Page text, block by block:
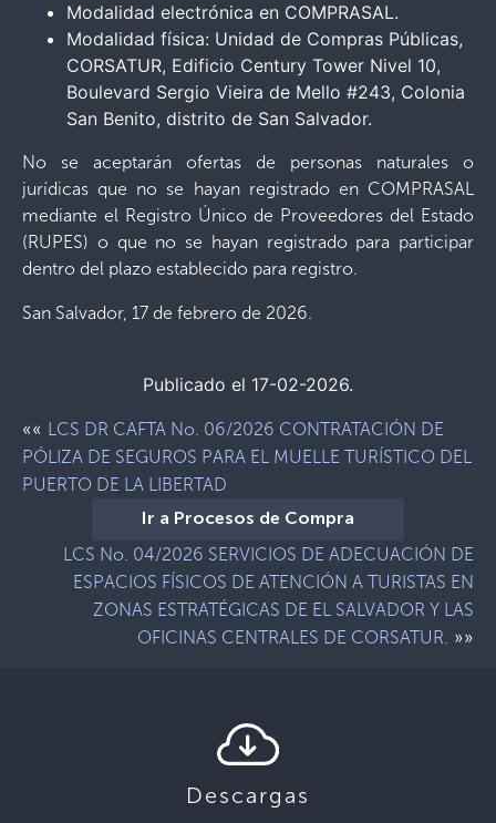
Modalidad electrónica en COMPRASAL.
Modalidad física: Unidad de Compras Públicas,
CORSATUR, Edificio Century Tower Nivel 10,
Boulevard Sergio Vieira de Mello #243, Colonia
San Benito, distrito de San Salvador.
No se aceptarán ofertas de personas naturales o
jurídicas que no se hayan registrado en COMPRASAL
mediante el Registro Único de Proveedores del Estado
(RUPES) o que no se hayan registrado para participar
dentro del plazo establecido para registro.
San Salvador, 17 de febrero de 2026.
Publicado el 17-02-2026.
«« LCS DR CAFTA No. 06/2026 CONTRATACIÓN DE
PÓLIZA DE SEGUROS PARA EL MUELLE TURÍSTICO DEL
PUERTO DE LA LIBERTAD
Ir a Procesos de Compra
LCS No. 04/2026 SERVICIOS DE ADECUACIÓN DE
ESPACIOS FÍSICOS DE ATENCIÓN A TURISTAS EN
ZONAS ESTRATÉGICAS DE EL SALVADOR Y LAS
OFICINAS CENTRALES DE CORSATUR. »»
Descargas